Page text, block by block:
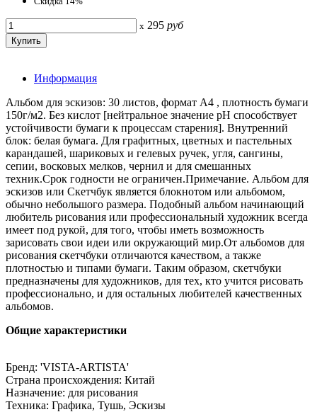
x 295 руб
Информация
Альбом для эскизов: 30 листов, формат А4 , плотность бумаги
150г/м2. Без кислот [нейтральное значение рН способствует
устойчивости бумаги к процессам старения]. Внутренний
блок: белая бумага. Для графитных, цветных и пастельных
карандашей, шариковых и гелевых ручек, угля, сангины,
сепии, восковых мелков, чернил и для смешанных
техник.Срок годности не ограничен.Примечание. Альбом для
эскизов или Скетчбук является блокнотом или альбомом,
обычно небольшого размера. Подобный альбом начинающий
любитель рисования или профессиональный художник всегда
имеет под рукой, для того, чтобы иметь возможность
зарисовать свои идеи или окружающий мир.От альбомов для
рисования скетчбуки отличаются качеством, а также
плотностью и типами бумаги. Таким образом, скетчбуки
предназначены для художников, для тех, кто учится рисовать
профессионально, и для остальных любителей качественных
альбомов.
Общие характеристики
Бренд: 'VISTA-ARTISTA'
Страна происхождения: Китай
Назначение: для рисования
Техника: Графика, Тушь, Эскизы